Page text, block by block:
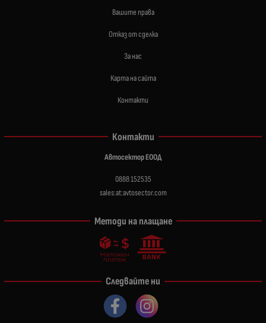
Вашите права
Отказ от сделка
За нас
Карта на сайта
Контакти
Контакти
Автосектор ЕООД
0888 152535
sales:at:avtosector.com
Методи на плащане
Следвайте ни